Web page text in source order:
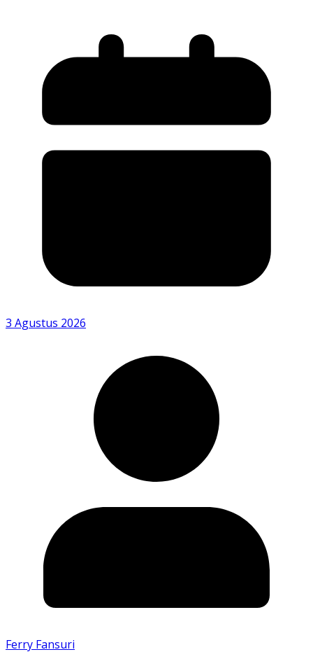
3 Agustus 2026
Ferry Fansuri